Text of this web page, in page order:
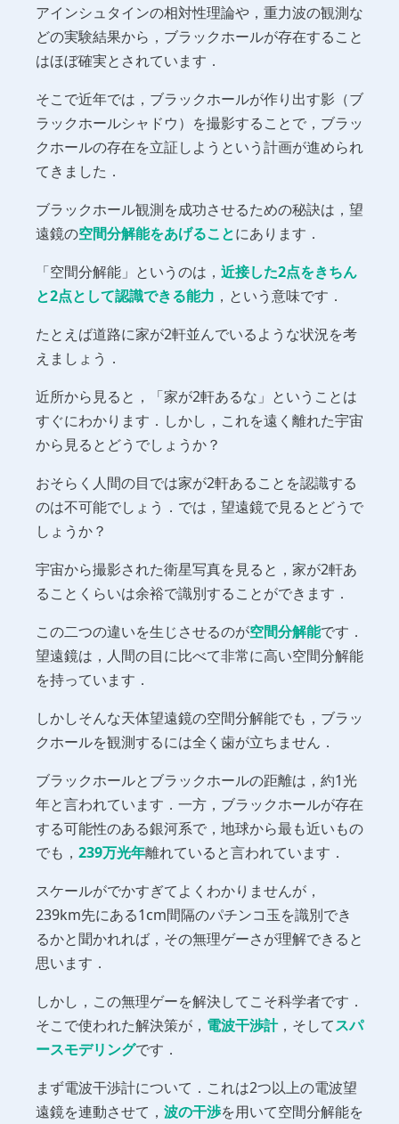
アインシュタインの相対性理論や，重力波の観測な
どの実験結果から，ブラックホールが存在すること
はほぼ確実とされています．
そこで近年では，ブラックホールが作り出す影（ブ
ラックホールシャドウ）を撮影することで，ブラッ
クホールの存在を立証しようという計画が進められ
てきました．
ブラックホール観測を成功させるための秘訣は，望
遠鏡の空間分解能をあげることにあります．
「空間分解能」というのは， 近接した2点をきちん
と2点として認識できる能力 ，という意味です．
たとえば道路に家が2軒並んでいるような状況を考
えましょう．
近所から見ると，「家が2軒あるな」ということは
すぐにわかります．しかし，これを遠く離れた宇宙
から見るとどうでしょうか？
おそらく人間の目では家が2軒あることを認識する
のは不可能でしょう．では，望遠鏡で見るとどうで
しょうか？
宇宙から撮影された衛星写真を見ると，家が2軒あ
ることくらいは余裕で識別することができます．
この二つの違いを生じさせるのが空間分解能です．
望遠鏡は，人間の目に比べて非常に高い空間分解能
を持っています．
しかしそんな天体望遠鏡の空間分解能でも，ブラッ
クホールを観測するには全く歯が立ちません．
ブラックホールとブラックホールの距離は，約1光
年と言われています．一方，ブラックホールが存在
する可能性のある銀河系で，地球から最も近いもの
でも， 239万光年離れていると言われています．
スケールがでかすぎてよくわかりませんが，
239km先にある1cm間隔のパチンコ玉を識別でき
るかと聞かれれば，その無理ゲーさが理解できると
思います．
しかし，この無理ゲーを解決してこそ科学者です．
そこで使われた解決策が， 電波干渉計，そしてスパ
ースモデリングです．
まず電波干渉計について．これは2つ以上の電波望
遠鏡を連動させて， 波の干渉を用いて空間分解能を